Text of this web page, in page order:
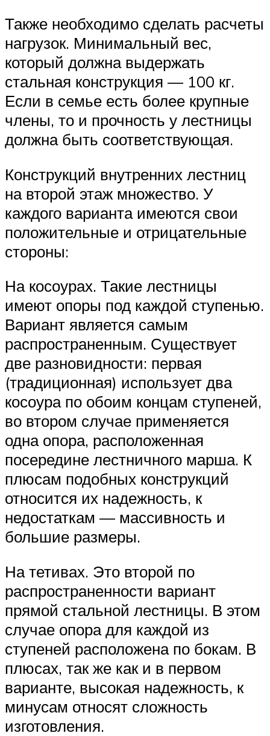
Также необходимо сделать расчеты
нагрузок. Минимальный вес,
который должна выдержать
стальная конструкция — 100 кг.
Если в семье есть более крупные
члены, то и прочность у лестницы
должна быть соответствующая.
Конструкций внутренних лестниц
на второй этаж множество. У
каждого варианта имеются свои
положительные и отрицательные
стороны:
На косоурах. Такие лестницы
имеют опоры под каждой ступенью.
Вариант является самым
распространенным. Существует
две разновидности: первая
(традиционная) использует два
косоура по обоим концам ступеней,
во втором случае применяется
одна опора, расположенная
посередине лестничного марша. К
плюсам подобных конструкций
относится их надежность, к
недостаткам — массивность и
большие размеры.
На тетивах. Это второй по
распространенности вариант
прямой стальной лестницы. В этом
случае опора для каждой из
ступеней расположена по бокам. В
плюсах, так же как и в первом
варианте, высокая надежность, к
минусам относят сложность
изготовления.